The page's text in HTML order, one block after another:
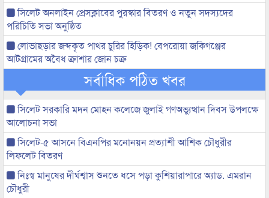
সিলেট অনলাইন প্রেসক্লাবের পুরস্কার বিতরণ ও নতুন সদস্যদের
পরিচিতি সভা অনুষ্ঠিত
লোভাছড়ার জব্দকৃত পাথর চুরির হিড়িক! বেপরোয়া জকিগঞ্জের
আটগ্রামের অবৈধ ক্রাশার জোন চক্র
সর্বাধিক পঠিত খবর
সিলেট সরকারি মদন মোহন কলেজে জুলাই গণঅভ্যুত্থান দিবস উপলক্ষে
আলোচনা সভা
সিলেট-৫ আসনে বিএনপির মনোনয়ন প্রত্যাশী আশিক চৌধুরীর
লিফলেট বিতরণ
নিঃস্ব মানুষের দীর্ঘশ্বাস শুনতে ধসে পড়া কুশিয়ারাপারে অ্যাড. এমরান
চৌধুরী